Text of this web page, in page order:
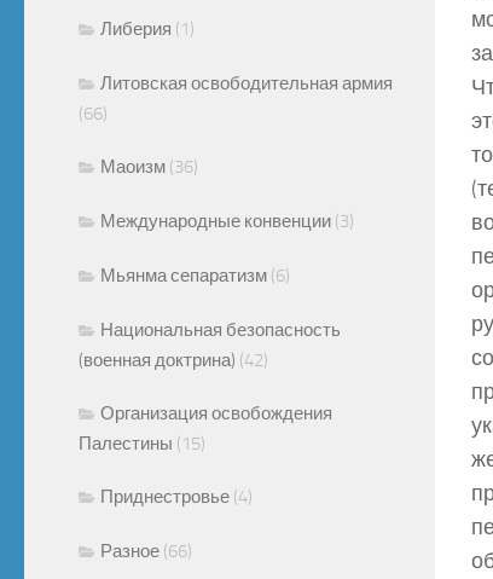
Либерия (1)
Литовская освободительная армия
(66)
Маоизм (36)
Международные конвенции (3)
Мьянма сепаратизм (6)
Национальная безопасность
(военная доктрина) (42)
Организация освобождения
Палестины (15)
Приднестровье (4)
Разное (66)